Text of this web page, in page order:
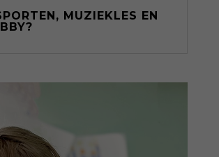
MUZIEKLES EN